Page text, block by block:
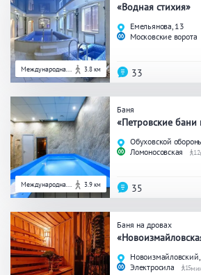
ПРИМЕНИТЬ ФИЛЬТРЫ
Международна... 3.8 км
«Водная стихия»
Емельянова, 13
Московские ворота
33
Международна... 3.9 км
Баня
Обуховской
Ломоносовская
12
35
Баня на дровах
Электросила
15